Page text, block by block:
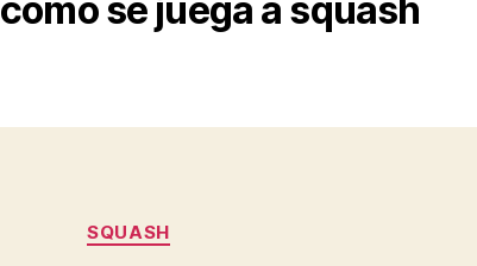
como se juega a squash
Categorías
SQUASH